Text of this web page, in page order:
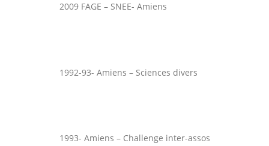
2009 FAGE – SNEE- Amiens
1992-93- Amiens – Sciences divers
1993- Amiens – Challenge inter-assos